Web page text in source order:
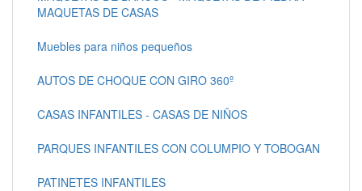
MAQUETAS DE CASAS
Muebles para niños pequeños
AUTOS DE CHOQUE CON GIRO 360º
CASAS INFANTILES - CASAS DE NIÑOS
PARQUES INFANTILES CON COLUMPIO Y TOBOGAN
PATINETES INFANTILES